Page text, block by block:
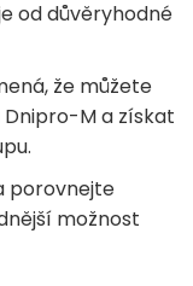
od důvěryhodné
že můžete
M a získat
porovnejte
možnost